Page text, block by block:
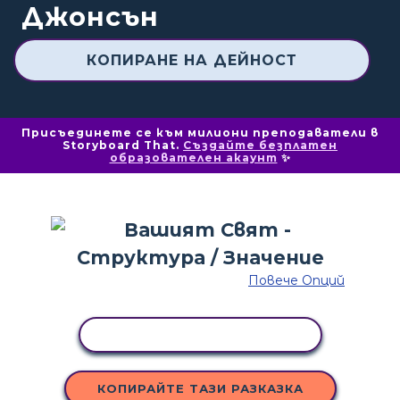
Джонсън
КОПИРАНЕ НА ДЕЙНОСТ
Присъединете се към милиони преподаватели в
Storyboard That. Създайте безплатен
образователен акаунт ✨
Повече Опций
КОПИРАЙТЕ ТАЗИ РАЗКАЗКА